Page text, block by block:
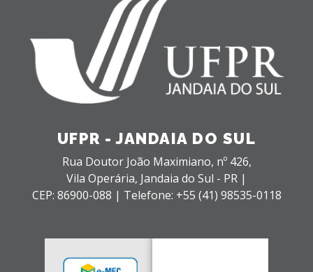
UFPR - JANDAIA DO SUL
Rua Doutor João Maximiano, nº 426,
Vila Operária, Jandaia do Sul - PR |
CEP: 86900-088 | Telefone: +55 (41) 98535-0118